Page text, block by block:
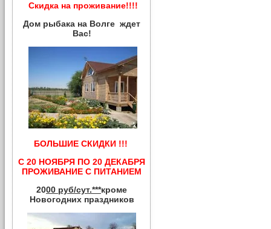
Скидка на проживание!!!!
Дом рыбака на Волге ждет
Вас!
БОЛЬШИЕ СКИДКИ !!!
С 20 НОЯБРЯ ПО 20 ДЕКАБРЯ
ПРОЖИВАНИЕ С ПИТАНИЕМ
2000 руб/сут.***кроме
Новогодних праздников